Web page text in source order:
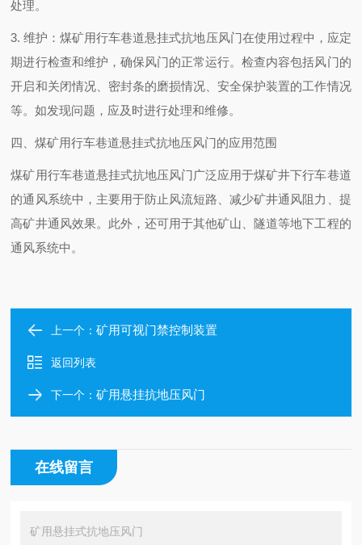
处理。
3. 维护：煤矿用行车巷道悬挂式抗地压风门在使用过程中，应定
期进行检查和维护，确保风门的正常运行。检查内容包括风门的
开启和关闭情况、密封条的磨损情况、安全保护装置的工作情况
等。如发现问题，应及时进行处理和维修。
四、煤矿用行车巷道悬挂式抗地压风门的应用范围
煤矿用行车巷道悬挂式抗地压风门广泛应用于煤矿井下行车巷道
的通风系统中，主要用于防止风流短路、减少矿井通风阻力、提
高矿井通风效果。此外，还可用于其他矿山、隧道等地下工程的
通风系统中。
上一个：矿用可视门禁控制装置
返回列表
下一个：矿用悬挂抗地压风门
在线留言